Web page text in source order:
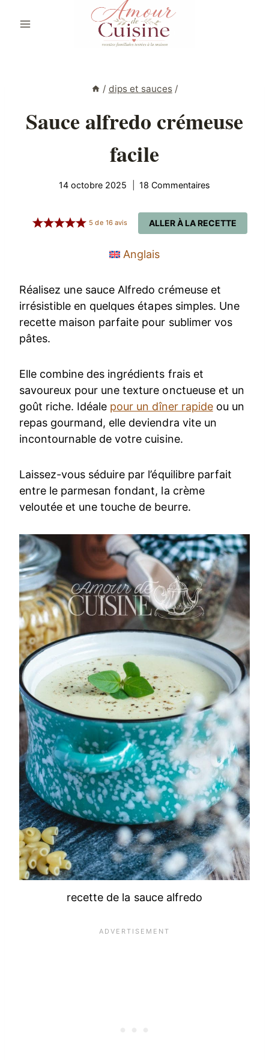
/ dips et sauces /
Sauce alfredo crémeuse
facile
14 octobre 2025 18 Commentaires
ALLER À LA RECETTE
5 de 16avis
Anglais
Réalisez une sauce Alfredo crémeuse et
irrésistible en quelques étapes simples. Une
recette maison parfaite pour sublimer vos
pâtes.
Elle combine des ingrédients frais et
savoureux pour une texture onctueuse et un
goût riche. Idéale pour un dîner rapideou un
repas gourmand, elle deviendra vite un
incontournable de votre cuisine.
Laissez-vous séduire par l’équilibre parfait
entre le parmesan fondant, la crème
veloutée et une touche de beurre.
recette de la sauce alfredo